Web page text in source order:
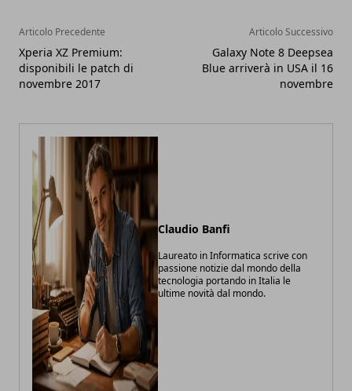
Articolo Precedente
Xperia XZ Premium:
disponibili le patch di
novembre 2017
Articolo Successivo
Galaxy Note 8 Deepsea
Blue arriverà in USA il 16
novembre
Claudio Banfi
Laureato in Informatica scrive con
passione notizie dal mondo della
tecnologia portando in Italia le
ultime novità dal mondo.